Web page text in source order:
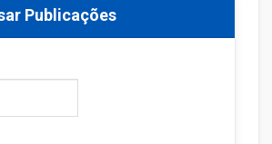
Publicações